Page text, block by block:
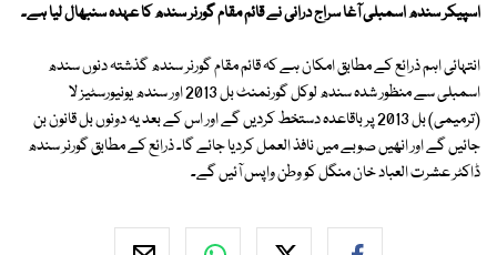
اسپیکر سندھ اسمبلی آغا سراج درانی نے قائم مقام گورنر سندھ کا عہدہ سنبھال لیا ہے۔
انتہائی اہم ذرائع کے مطابق امکان ہے کہ قائم مقام گورنر سندھ گذشتہ دنوں سندھ
اسمبلی سے منظور شدہ سندھ لوکل گورنمنٹ بل 2013 اور سندھ یونیورسٹیز لا
(ترمیمی) بل 2013 پر باقاعدہ دستخط کردیں گے اور اس کے بعد یہ دونوں بل قانون بن
جائیں گے اور انھیں صوبے میں نافذ العمل کردیا جائے گا۔ ذرائع کے مطابق گورنر سندھ
ڈاکٹر عشرت العباد خان منگل کو وطن واپس آئیں گے۔